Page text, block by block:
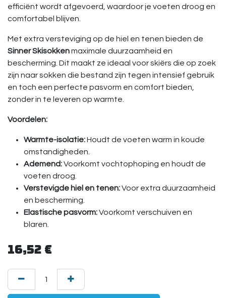
efficiënt wordt afgevoerd, waardoor je voeten droog en
comfortabel blijven.
Met extra versteviging op de hiel en tenen bieden de
Sinner Skisokkenmaximale duurzaamheid en
bescherming. Dit maakt ze ideaal voor skiërs die op zoek
zijn naar sokken die bestand zijn tegen intensief gebruik
en toch een perfecte pasvorm en comfort bieden,
zonder in te leveren op warmte.
Voordelen:
Warmte-isolatie:Houdt de voeten warm in koude
omstandigheden.
Ademend:Voorkomt vochtophoping en houdt de
voeten droog.
Verstevigde hiel en tenen:Voor extra duurzaamheid
en bescherming.
Elastische pasvorm:Voorkomt verschuiven en
blaren.
16,52 €